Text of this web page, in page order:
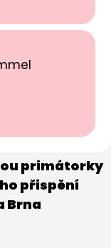
primátorky
přispění
Brna